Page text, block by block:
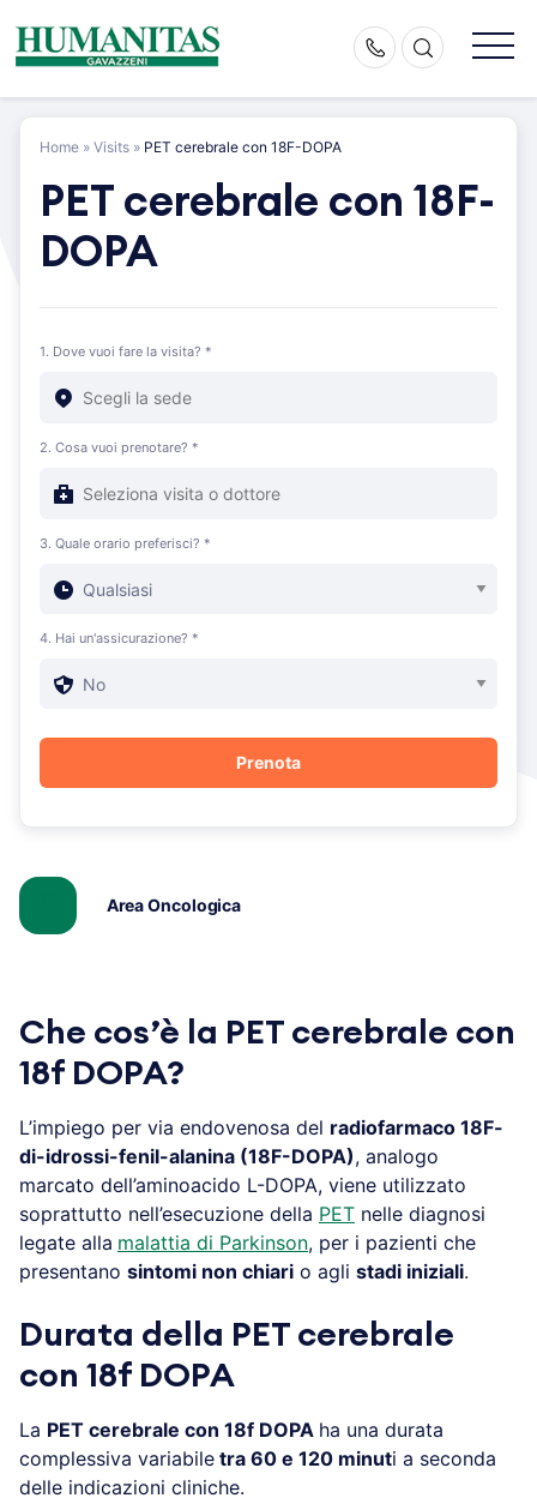
content
Home » Visits » PET cerebrale con 18F-DOPA
PET cerebrale con 18F-
DOPA
1. Dove vuoi fare la visita? *
2. Cosa vuoi prenotare? *
3. Quale orario preferisci? *
4. Hai un'assicurazione? *
Che cos’è la PET cerebrale con
18f DOPA?
L’impiego per via endovenosa del radiofarmaco 18F-
di-idrossi-fenil-alanina (18F-DOPA), analogo
marcato dell’aminoacido L-DOPA, viene utilizzato
soprattutto nell’esecuzione della PET nelle diagnosi
legate alla malattia di Parkinson, per i pazienti che
presentano sintomi non chiari o agli stadi iniziali.
Durata della PET cerebrale
con 18f DOPA
La PET cerebrale con 18f DOPA ha una durata
complessiva variabile tra 60 e 120 minuti a seconda
delle indicazioni cliniche.
Area Oncologica